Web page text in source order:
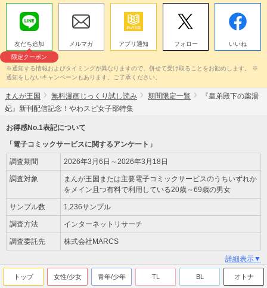
友だち追加
限定クーポン
メルマガ アプリ通知 フォロー いいね
※通知する情報およびタイミングが異なりますので、併せて受け取ることをお勧めします。 ※
通知をしないキャンペーンもあります。ご了承ください。
まんが王国 無料漫画じっくり試し読み 期間限定一覧
『皇弟殿下の薬湯
妃』新刊配信記念！やわスピ女子部特集
お得感No.1表記について
「電子コミックサービスに関するアンケート」
調査期間 2026年3月6日～2026年3月18日
調査対象
まんが王国または主要電子コミックサービスのうちいずれか
をメイン且つ有料で利用している20歳～69歳の男女
サンプル数 1,236サンプル
調査方法 インターネットリサーチ
調査委託先 株式会社MARCS
詳細表示▼
トップ 女性/少女 青年/少年 TL BL オトナ